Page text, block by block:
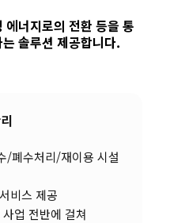
에너지로의 전환 등을 통
솔루션 제공합니다.
/폐수처리/재이용 시설
비스 제공
업 전반에 걸쳐